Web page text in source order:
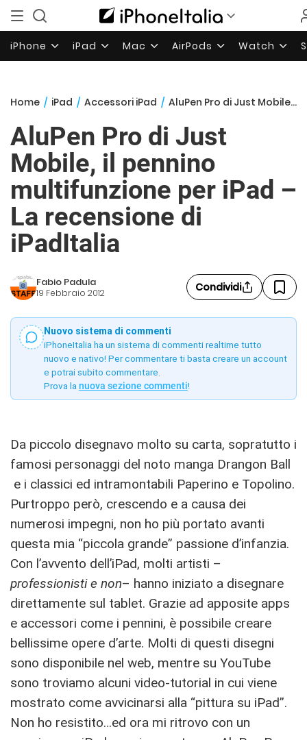
iPhone iPad Mac AirPods Watch
Home / iPad / Accessori iPad / AluPen Pro di Just Mobile, il pennino multifunzione per iPad – La recensione di iPadItalia
AluPen Pro di Just
Mobile, il pennino
multifunzione per iPad –
La recensione di
iPadItalia
Fabio Padula
19 Febbraio 2012 Condividi
Nuovo sistema di commenti
iPhoneItalia ha un sistema di commenti realtime tutto
nuovo e nativo! Per commentare ti basta creare un account
e potrai subito commentare.
Prova la nuova sezione commenti!
Da piccolo disegnavo molto su carta, sopratutto i
famosi personaggi del noto manga Drangon Ball
e i classici ed intramontabili Paperino e Topolino.
Purtroppo però, crescendo e a causa dei
numerosi impegni, non ho più portato avanti
questa mia “piccola grande” passione d’infanzia.
Con l’avvento dell’iPad, molti artisti –
professionisti e non– hanno iniziato a disegnare
direttamente sul tablet. Grazie ad apposite apps
e accessori come i pennini, è possibile creare
bellissime opere d’arte. Molti di questi disegni
sono disponibile nel web, mentre su YouTube
sono troviamo alcuni video-tutorial in cui viene
mostrato come avvicinarsi alla “pittura su iPad”.
Non ho resistito…ed ora mi ritrovo con un